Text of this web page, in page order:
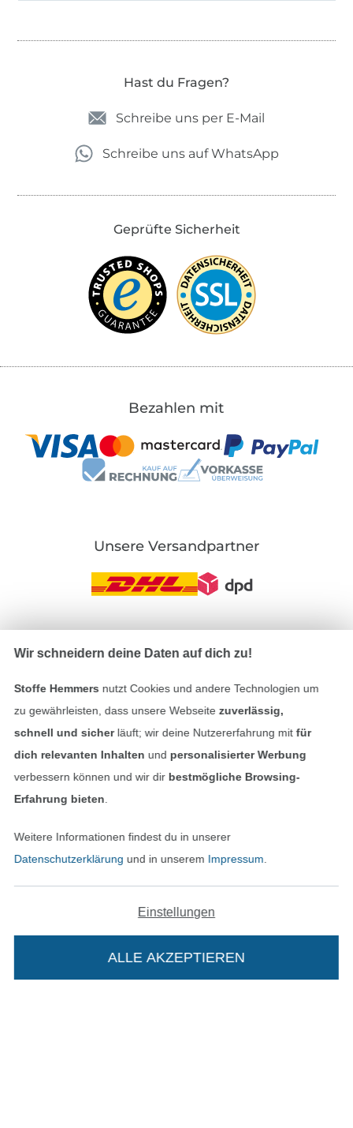
Hast du Fragen?
Schreibe uns per E-Mail
Schreibe uns auf WhatsApp
Geprüfte Sicherheit
Bezahlen mit
Unsere Versandpartner
Impressum
Datenschutz
Kontakt
Bestellung widerrufen
Finde mehr Inspiration
In den deutschen Shop wechseln (aktuell
Wir schneidern deine Daten auf dich zu!
Stoffe Hemmers nutzt Cookies und andere Technologien um
zu gewährleisten, dass unsere Webseite zuverlässig,
schnell und sicherläuft; wir deine Nutzererfahrung mitfür
dich relevanten Inhalten und personalisierter Werbung
verbessern können und wir dir bestmögliche Browsing-
Erfahrung bieten
Weitere Informationen findest du in unserer
Datenschutzerklärung und in unserem Impressum
Einstellungen
ALLE AKZEPTIEREN